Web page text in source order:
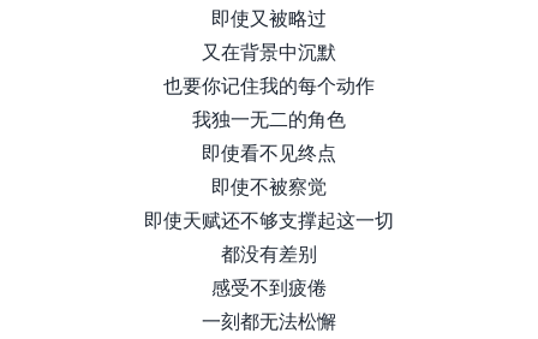
即使又被略过
又在背景中沉默
也要你记住我的每个动作
我独一无二的角色
即使看不见终点
即使不被察觉
即使天赋还不够支撑起这一切
都没有差别
感受不到疲倦
一刻都无法松懈